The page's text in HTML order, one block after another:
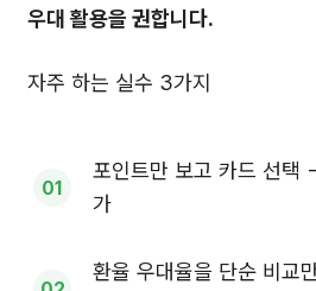
우대 활용을 권합니다.
자주 하는 실수 3가지
포인트만 보고 카드 선택
가
환율 우대율을 단순 비교